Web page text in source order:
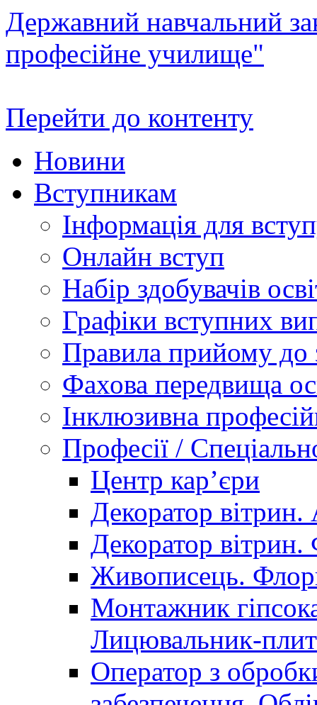
Державний навчальний
професійне училище"
Перейти до контенту
Новини
Вступникам
Інформація для
Онлайн вступ
Набір здобувачів
Графіки вступних
Правила прийому до
Фахова передвища
Інклюзивна
Професії /
Центр кар’єри
Декоратор вітрин.
Декоратор вітрин.
Живописець.
Монтажник
Лицювальник-
Оператор з